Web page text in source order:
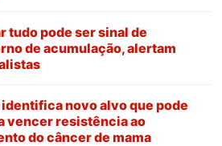
tudo pode ser sinal de
de acumulação, alertam
novo alvo que pode
vencer resistência ao
do câncer de mama